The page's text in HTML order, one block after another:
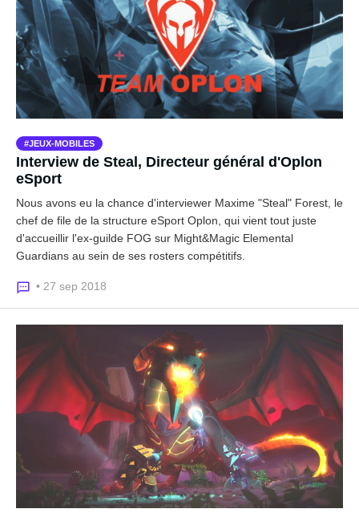
JEUX-MOBILES
Interview de Steal, Directeur général d'Oplon
eSport
Nous avons eu la chance d'interviewer Maxime "Steal" Forest, le
chef de file de la structure eSport Oplon, qui vient tout juste
d'accueillir l'ex-guilde FOG sur Might&Magic Elemental
Guardians au sein de ses rosters compétitifs.
• 27 sep 2018